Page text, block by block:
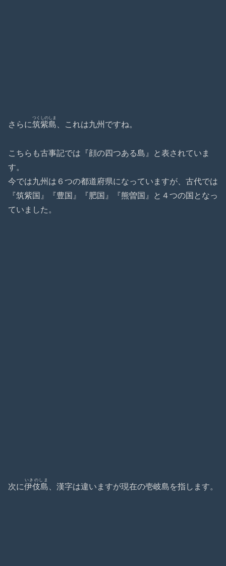
さらに筑紫島
つくしのしま
、これは九州ですね。
こちらも古事記では『顔の四つある島』と表されていま
す。
今では九州は６つの都道府県になっていますが、古代では
『筑紫国』『豊国』『肥国』『熊曽国』と４つの国となっ
ていました。
次に伊伎島
いきのしま
、漢字は違いますが現在の壱岐島を指します。